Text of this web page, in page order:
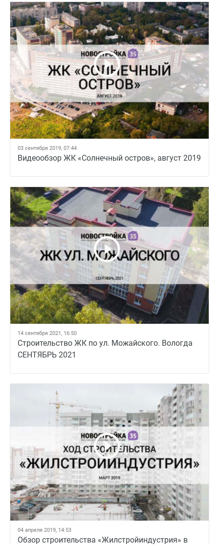
03 сентября 2019, 07:44
Видеообзор ЖК «Солнечный остров», август 2019
14 сентября 2021, 16:50
Строительство ЖК по ул. Можайского. Вологда
СЕНТЯБРЬ 2021
04 апреля 2019, 14:53
Обзор строительства «Жилстройиндустрия» в